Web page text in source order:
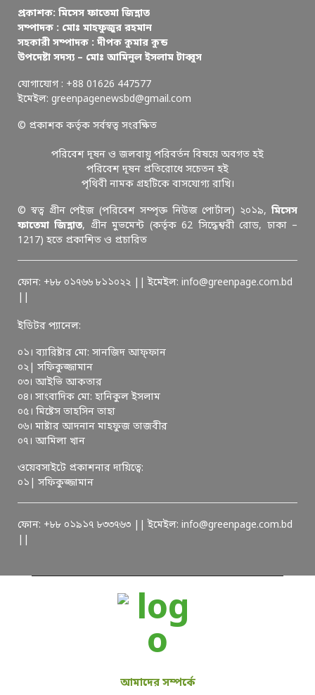
প্রকাশক: মিসেস ফাতেমা জিন্নাত
সম্পাদক : মোঃ মাহফুজুর রহমান
সহকারী সম্পাদক : দীপক কুমার কুন্ড
উপদেষ্টা সদস্য – মোঃ আমিনুল ইসলাম টাব্বুস
যোগাযোগ : +88 01626 447577
ইমেইল: greenpagenewsbd@gmail.com
© প্রকাশক কর্তৃক সর্বস্বত্ব সংরক্ষিত
পরিবেশ দূষন ও জলবায়ু পরিবর্তন বিষয়ে অবগত হই
পরিবেশ দূষন প্রতিরোধে সচেতন হই
পৃথিবী নামক গ্রহটিকে বাসযোগ্য রাখি।
© স্বত্ব গ্রীন পেইজ (পরিবেশ সম্পৃক্ত নিউজ পোর্টাল) ২০১৯, মিসেস
ফাতেমা জিন্নাত, গ্রীন মুভমেন্ট (কর্তৃক 62 সিদ্ধেশ্বরী রোড, ঢাকা –
1217) হতে প্রকাশিত ও প্রচারিত
ফোন: +৮৮ ০১৭৬৬ ৮১১০২২ || ইমেইল: info@greenpage.com.bd
ইডিটর প্যানেল:
০১। ব্যারিষ্টার মো: সানজিদ আফ্ফান
০২| সফিকুজ্জামান
০৩। আইভি আকতার
০৪। সাংবাদিক মো: হানিকুল ইসলাম
০৫। মিষ্টেস তাহসিন তাহা
০৬। মাষ্টার আদনান মাহফুজ তাজবীর
০৭। আমিলা খান
ওয়েবসাইটে প্রকাশনার দায়িত্বে:
০১| সফিকুজ্জামান
ফোন: +৮৮ ০১৯১৭ ৮৩৩৭৬৩ || ইমেইল: info@greenpage.com.bd
আমাদের সম্পর্কে